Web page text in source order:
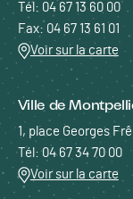
Tél: 04 67 13 60 00
Fax: 04 67 13 61 01
Voir sur la carte
Ville de
1, place Georges
Tél: 04 67 34 70 00
Voir sur la carte